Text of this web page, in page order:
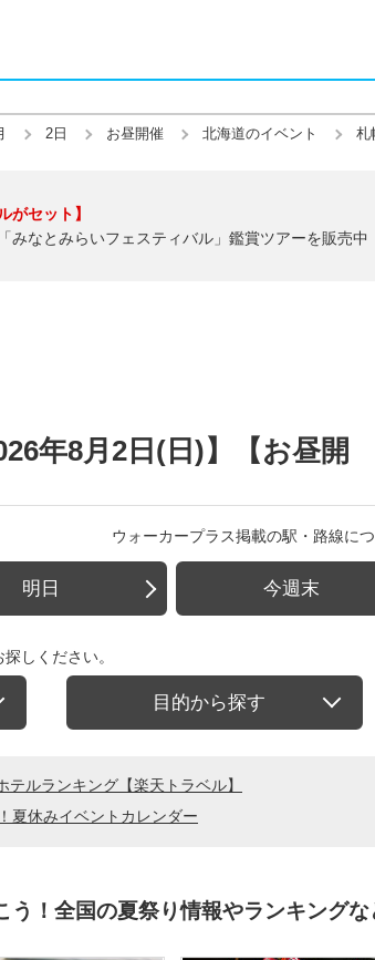
2日 お昼開催 北海道のイベント 札
がセット】
みなとみらいフェスティバル」鑑賞ツアーを販売中
年8月2日(日)】【お昼開
ウォーカープラス掲載の駅・路線に
明日 今週末
しください。
目的から探す
ルランキング【楽天トラベル】
夏休みイベントカレンダー
！全国の夏祭り情報やランキングな